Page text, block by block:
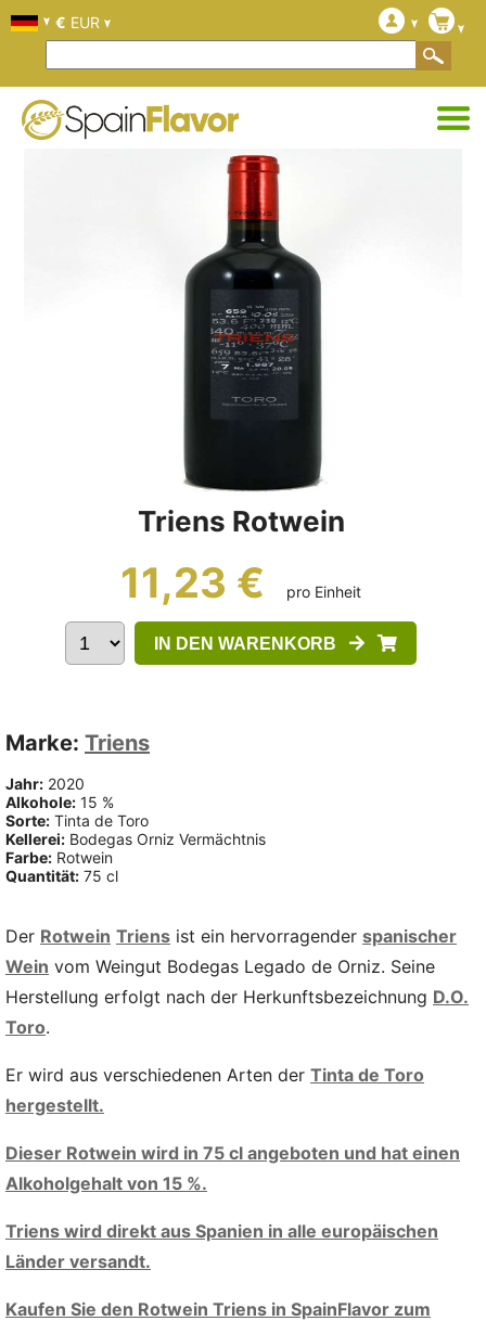
Triens Rotwein
11,23 € pro Einheit
IN DEN WARENKORB
Marke: Triens
Jahr: 2020
Alkohole: 15 %
Sorte: Tinta de Toro
Kellerei: Bodegas Orniz Vermächtnis
Farbe: Rotwein
Quantität: 75 cl
Der Rotwein Triens ist ein hervorragender spanischer
Wein vom Weingut Bodegas Legado de Orniz. Seine
Herstellung erfolgt nach der Herkunftsbezeichnung D.O.
Toro.
Er wird aus verschiedenen Arten der Tinta de Toro
hergestellt.
Dieser Rotwein wird in 75 cl angeboten und hat einen
Alkoholgehalt von 15 %.
Triens wird direkt aus Spanien in alle europäischen
Länder versandt.
Kaufen Sie den Rotwein Triens in SpainFlavor zum
€ EUR